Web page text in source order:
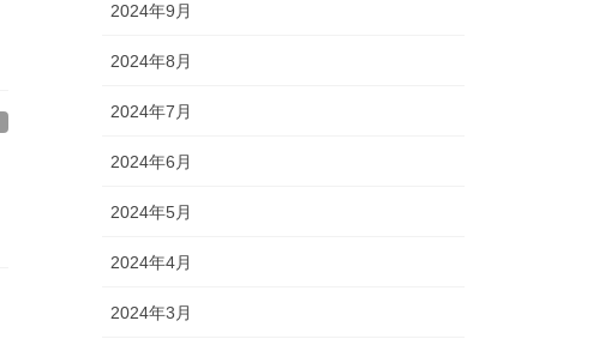
2024年9月
2024年8月
2024年7月
2024年6月
2024年5月
2024年4月
2024年3月